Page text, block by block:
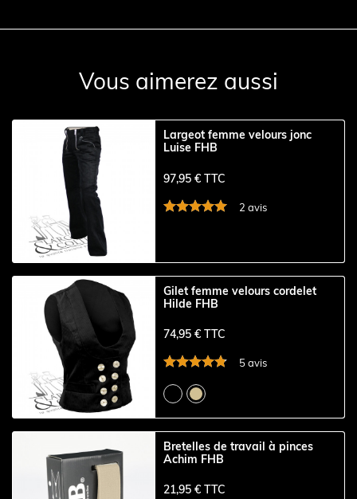
Vous aimerez aussi
Largeot femme velours jonc
Luise FHB
97,95 € TTC
2 avis
Gilet femme velours cordelet
Hilde FHB
74,95 € TTC
5 avis
Bretelles de travail à pinces
Achim FHB
21,95 € TTC